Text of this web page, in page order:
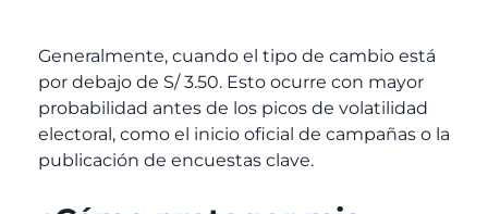
Generalmente, cuando el tipo de cambio está
por debajo de S/ 3.50. Esto ocurre con mayor
probabilidad antes de los picos de volatilidad
electoral, como el inicio oficial de campañas o la
publicación de encuestas clave.